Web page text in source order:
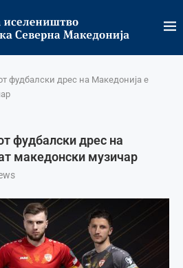
фудбалски дрес на Македонија е
фудбалски дрес на
македонски музичар